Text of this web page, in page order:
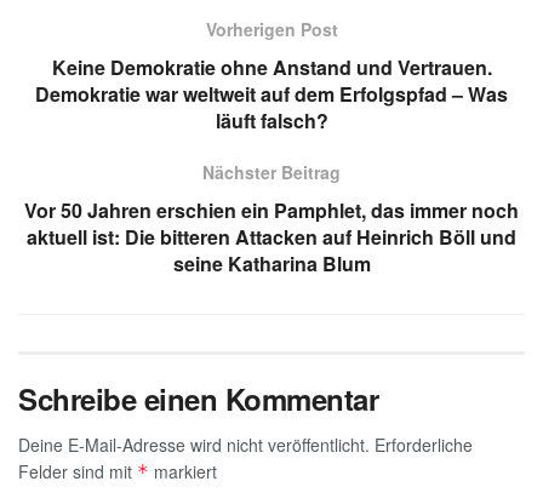
A
p
a
m
dI
n
e
b
o
o
k
g
e
Vorherigen Post
Keine Demokratie ohne Anstand und Vertrauen.
Demokratie war weltweit auf dem Erfolgspfad – Was
läuft falsch?
Nächster Beitrag
Vor 50 Jahren erschien ein Pamphlet, das immer noch
aktuell ist: Die bitteren Attacken auf Heinrich Böll und
seine Katharina Blum
Schreibe einen Kommentar
Deine E-Mail-Adresse wird nicht veröffentlicht. Erforderliche
Felder sind mit * markiert